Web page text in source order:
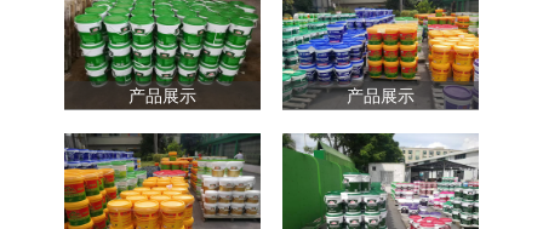
产品展示 产品展示